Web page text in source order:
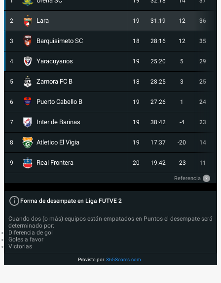
2 Lara 19 31:19 12 36
3 Barquisimeto SC 18 28:16 12 35
4 Yaracuyanos 19 25:20 5 29
5 Zamora FC B 18 28:25 3 25
6 Puerto Cabello B 19 27:26 1 24
7 Inter de Barinas 19 38:42 -4 23
8 Atletico El Vigia 19 17:37 -20 14
9 Real Frontera 20 19:42 -23 11
Referencia ?
Forma de desempate en Liga FUTVE 2
Cuando dos (o más) equipos están empatados en Puntos el desempate será
determinado por:
Diferencia de gol
Goles a favor
Victorias
Provisto por 365Scores.com